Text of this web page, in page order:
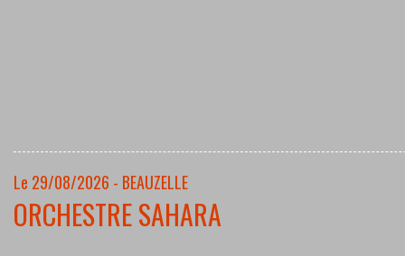
Le 29/08/2026 - BEAUZELLE
ORCHESTRE SAHARA